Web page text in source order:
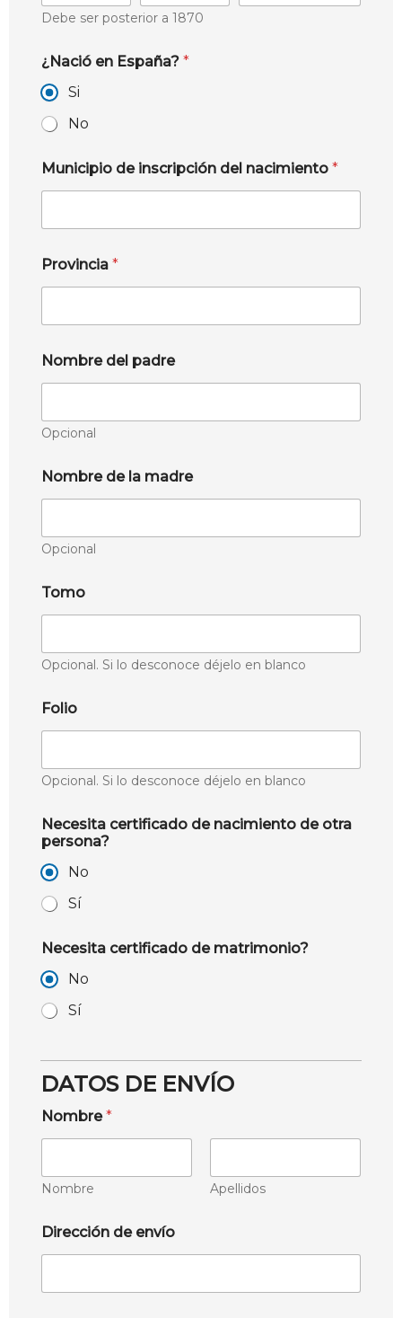
Debe ser posterior a 1870
¿Nació en España? *
Si
No
Municipio de inscripción del nacimiento *
Provincia *
Nombre del padre
Opcional
Nombre de la madre
Opcional
Tomo
Opcional. Si lo desconoce déjelo en blanco
Folio
Opcional. Si lo desconoce déjelo en blanco
Necesita certificado de nacimiento de otra
persona?
No
Sí
Necesita certificado de matrimonio?
No
Sí
DATOS DE ENVÍO
Nombre*
Nombre Apellidos
Dirección de envío